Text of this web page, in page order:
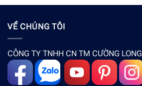
VỀ CHÚNG TÔI
CÔNG TY TNHH CN TM CƯỜNG LONG